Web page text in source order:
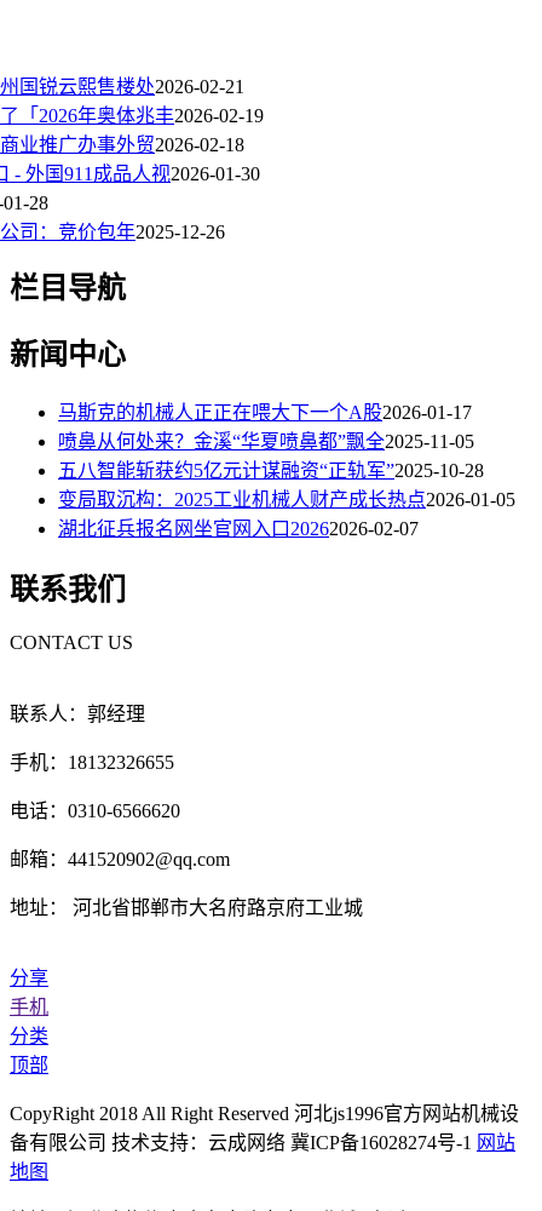
国锐云熙售楼处2026-02-21
「2026年奥体兆丰2026-02-19
业推广办事外贸2026-02-18
- 外国911成品人视2026-01-30
28
司：竞价包年2025-12-26
栏目导航
新闻中心
马斯克的机械人正正在喂大下一个A股2026-01-17
喷鼻从何处来？金溪“华夏喷鼻都”飘全2025-11-05
五八智能斩获约5亿元计谋融资“正轨军”2025-10-28
变局取沉构：2025工业机械人财产成长热点2026-01-05
湖北征兵报名网坐官网入口20262026-02-07
联系我们
CONTACT US
联系人：郭经理
手机：18132326655
电话：0310-6566620
邮箱：441520902@qq.com
地址： 河北省邯郸市大名府路京府工业城
分享
手机
分类
顶部
CopyRight 2018 All Right Reserved 河北js1996官方网站机械设
备有限公司 技术支持：云成网络 冀ICP备16028274号-1 网站
地图